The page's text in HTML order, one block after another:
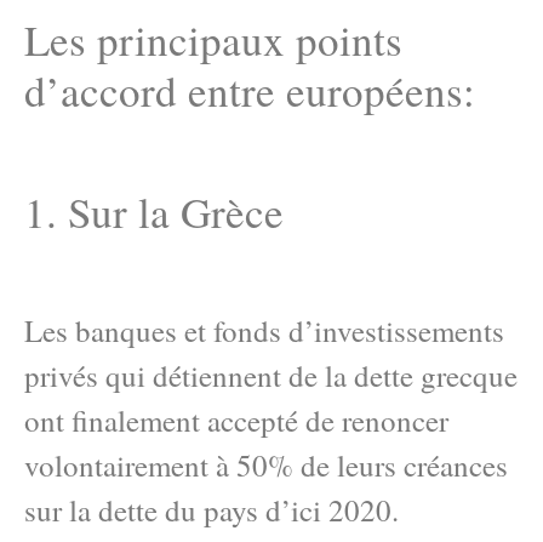
Les principaux points
d’accord entre européens:
1. Sur la Grèce
Les banques et fonds d’investissements
privés qui détiennent de la dette grecque
ont finalement accepté de renoncer
volontairement à 50% de leurs créances
sur la dette du pays d’ici 2020.